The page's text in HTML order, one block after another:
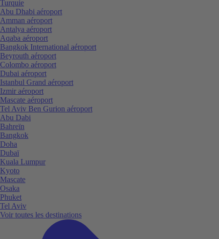
Turquie
Abu Dhabi aéroport
Amman aéroport
Antalya aéroport
Aqaba aéroport
Bangkok International aéroport
Beyrouth aéroport
Colombo aéroport
Dubai aéroport
Istanbul Grand aéroport
Izmir aéroport
Mascate aéroport
Tel Aviv Ben Gurion aéroport
Abu Dabi
Bahreïn
Bangkok
Doha
Dubaï
Kuala Lumpur
Kyoto
Mascate
Osaka
Phuket
Tel Aviv
Voir toutes les destinations